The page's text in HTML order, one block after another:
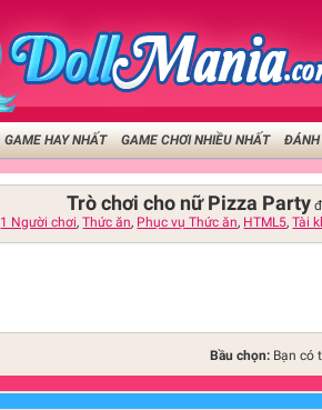
GAME HAY NHẤT GAME CHƠI NHIỀU NHẤT ĐÁNH
Trò chơi cho nữ Pizza Party
1 Người chơi,Thức ăn, Phục vụ Thức ăn, HTML5,Tài
Bầu chọn: Bạn có